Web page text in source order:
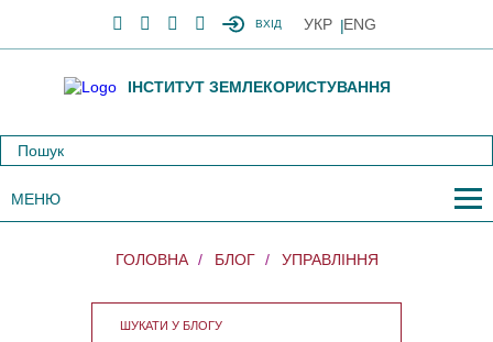
ВХІД УКР ENG
ІНСТИТУТ ЗЕМЛЕКОРИСТУВАННЯ
МЕНЮ
ГОЛОВНА БЛОГ УПРАВЛІННЯ